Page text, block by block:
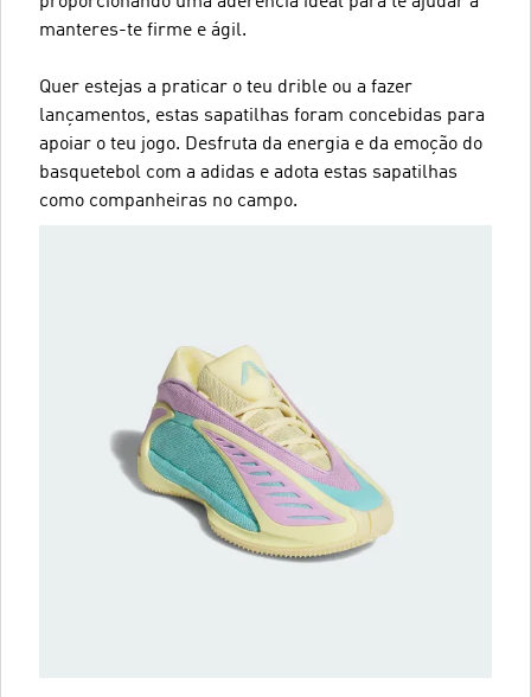
manteres-te firme e ágil.
Quer estejas a praticar o teu drible ou a fazer
lançamentos, estas sapatilhas foram concebidas para
apoiar o teu jogo. Desfruta da energia e da emoção do
basquetebol com a adidas e adota estas sapatilhas
como companheiras no campo.